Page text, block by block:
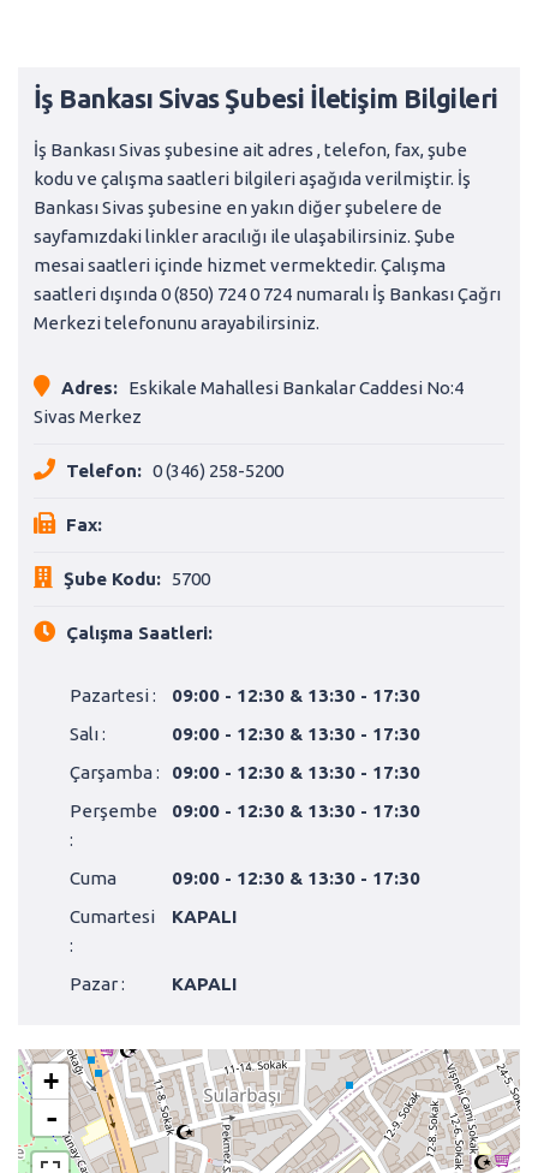
İş Bankası Sivas Şubesi İletişim Bilgileri
İş Bankası Sivas şubesine ait adres , telefon, fax, şube
kodu ve çalışma saatleri bilgileri aşağıda verilmiştir. İş
Bankası Sivas şubesine en yakın diğer şubelere de
sayfamızdaki linkler aracılığı ile ulaşabilirsiniz. Şube
mesai saatleri içinde hizmet vermektedir. Çalışma
saatleri dışında 0 (850) 724 0 724 numaralı İş Bankası Çağrı
Merkezi telefonunu arayabilirsiniz.
Adres:
Eskikale Mahallesi Bankalar Caddesi No:4
Sivas Merkez
Telefon: 0 (346) 258-5200
Fax:
Şube Kodu: 5700
Çalışma Saatleri:
Pazartesi :
09:00 - 12:30 & 13:30 - 17:30
Salı :
09:00 - 12:30 & 13:30 - 17:30
Çarşamba :
09:00 - 12:30 & 13:30 - 17:30
Perşembe
:
09:00 - 12:30 & 13:30 - 17:30
Cuma
09:00 - 12:30 & 13:30 - 17:30
Cumartesi
:
KAPALI
Pazar : KAPALI
+
-